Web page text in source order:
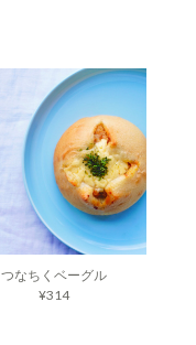
つなちくベーグル
¥314